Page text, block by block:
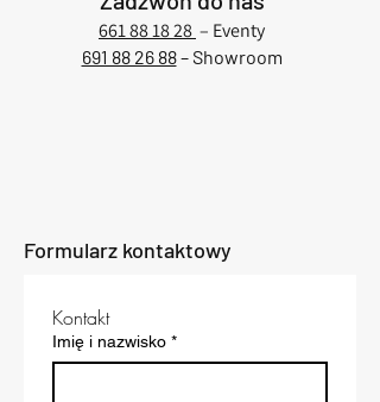
661 88 18 28 – Eventy
691 88 26 88– Showroom
Formularz kontaktowy
Kontakt
Imię i nazwisko *